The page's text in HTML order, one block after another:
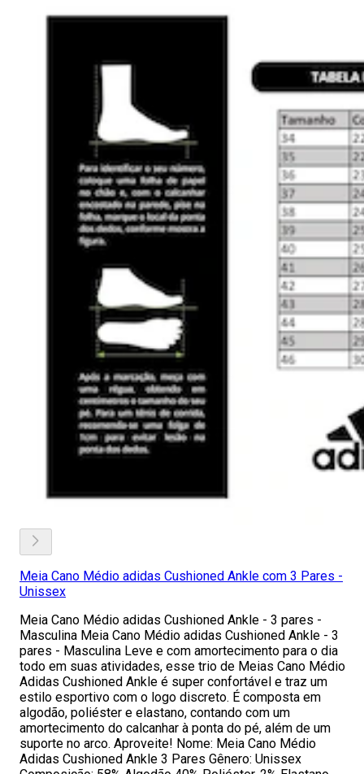
Meia Cano Médio adidas Cushioned Ankle com 3 Pares -
Unissex
Meia Cano Médio adidas Cushioned Ankle - 3 pares -
Masculina Meia Cano Médio adidas Cushioned Ankle - 3
pares - Masculina Leve e com amortecimento para o dia
todo em suas atividades, esse trio de Meias Cano Médio
Adidas Cushioned Ankle é super confortável e traz um
estilo esportivo com o logo discreto. É composta em
algodão, poliéster e elastano, contando com um
amortecimento do calcanhar à ponta do pé, além de um
suporte no arco. Aproveite! Nome: Meia Cano Médio
Adidas Cushioned Ankle 3 Pares Gênero: Unissex